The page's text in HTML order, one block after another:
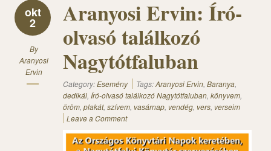
okt
2
By
Aranyosi
Ervin
Aranyosi Ervin: Író-
olvasó találkozó
Nagytótfaluban
Category:Esemény Tags:Aranyosi Ervin, Baranya,
dedikál, Író-olvasó találkozó Nagytótfaluban, könyvem,
öröm, plakát, szívem, vasárnap, vendég, vers, verseim
Leave a Comment